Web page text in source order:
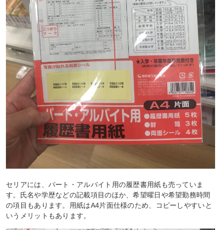
セリアには、パート・アルバイト用の履歴書用紙も売っていま
す。氏名や学歴などの記載項目のほか、希望曜日や希望勤務時間
の項目もあります。用紙はA4片面仕様のため、コピーしやすいと
いうメリットもあります。